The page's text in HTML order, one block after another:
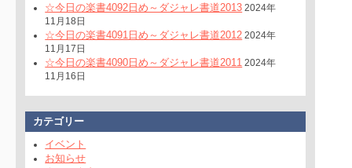
☆今日の楽書4092日め～ダジャレ書道2013 2024年
11月18日
☆今日の楽書4091日め～ダジャレ書道2012 2024年
11月17日
☆今日の楽書4090日め～ダジャレ書道2011 2024年
11月16日
カテゴリー
イベント
お知らせ